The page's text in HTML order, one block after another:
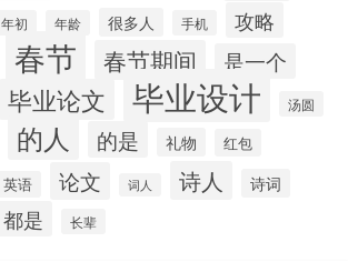
年初 年龄 很多人 手机 攻略
春节 春节期间 是一个
毕业论文 毕业设计 汤圆
的人 的是 礼物 红包
英语 论文 词人 诗人 诗词
都是 长辈